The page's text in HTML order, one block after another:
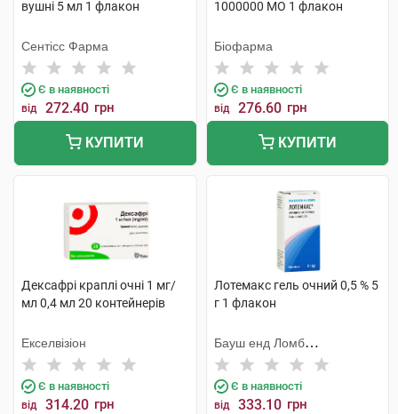
вушні 5 мл 1 флакон
Сентісс Фарма
Є в наявності
від 272.40 грн
КУПИТИ
1000000 МО 1 флакон
Біофарма
Є в наявності
від 276.60 грн
КУПИТИ
Дексафрі краплі очні 1 мг/
мл 0,4 мл 20 контейнерів
Екселвізіон
Є в наявності
від 314.20 грн
Лотемакс гель очний 0,5 % 5
г 1 флакон
Бауш енд Ломб
Інкорпорейтед
Є в наявності
від 333.10 грн